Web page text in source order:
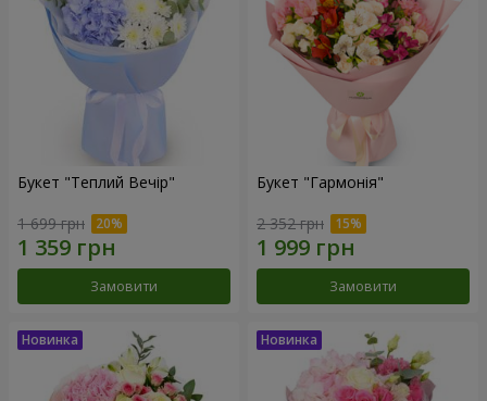
Букет "Теплий Вечір"
1 699 грн
Замовити
Букет "Гармонія"
2 352 грн
Замовити